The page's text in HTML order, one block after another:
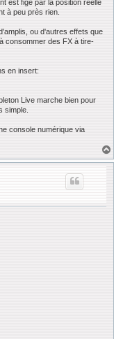
est figé par la position réelle
à peu près rien.
ou d'autres effets que
consommer des FX à tire-
en insert:
Live marche bien pour
simple.
console numérique via